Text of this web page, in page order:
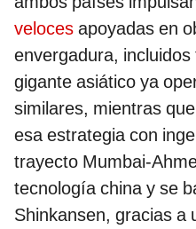
veloces apoyadas en
envergadura,
gigante asiático ya
similares, mientras
esa estrategia con
trayecto Mumbai-
tecnología china y se
Shinkansen, gracias a